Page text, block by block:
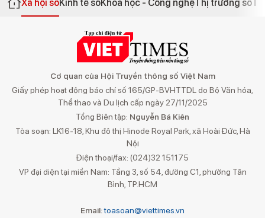
Xã hội sốKinh tế sốKhoa học - Công nghệThị trường số
Cơ quan của Hội Truyền thông số Việt Nam
Giấy phép hoạt động báo chí số 165/GP-BVHTTDL do Bộ Văn hóa,
Thể thao và Du lịch cấp ngày 27/11/2025
Tổng Biên tập: Nguyễn Bá Kiên
Tòa soạn: LK16-18, Khu đô thị Hinode Royal Park, xã Hoài Đức, Hà
Nội
Điện thoại/fax: (024)32 151175
VP đại diện tại miền Nam: Tầng 3, số 54, đường C1, phường Tân
Bình, TP.HCM
Email:toasoan@viettimes.vn